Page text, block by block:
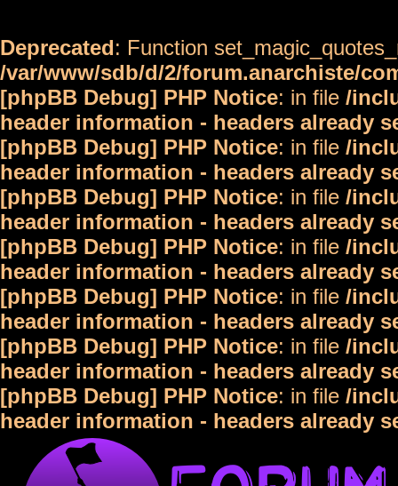
Deprecated: Function
/var/www/sdb/d/2/forum.anarchiste/
[phpBB Debug] PHP Notice: in file /
header information - headers already
[phpBB Debug] PHP Notice: in file /
header information - headers already
[phpBB Debug] PHP Notice: in file /
header information - headers already
[phpBB Debug] PHP Notice: in file /
header information - headers already
[phpBB Debug] PHP Notice: in file /
header information - headers already
[phpBB Debug] PHP Notice: in file /
header information - headers already
[phpBB Debug] PHP Notice: in file /
header information - headers already